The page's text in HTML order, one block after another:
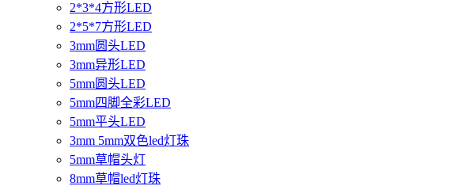
2*3*4方形LED
2*5*7方形LED
3mm圆头LED
3mm异形LED
5mm圆头LED
5mm四脚全彩LED
5mm平头LED
3mm 5mm双色led灯珠
5mm草帽头灯
8mm草帽led灯珠